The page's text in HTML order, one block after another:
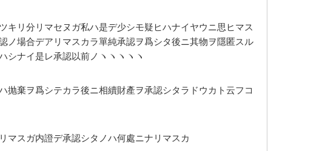
キリ分リマセヌガ私ハ是デ少シモ疑ヒハナイヤウニ思ヒマス
ノ場合デアリマスカラ單純承認ヲ爲シタ後ニ其物ヲ隱匿スル
シナイ是レ承認以前ノヽヽヽヽヽ
抛棄ヲ爲シテカラ後ニ相續財產ヲ承認シタラドウカト云フコ
マスガ内證デ承認シタノハ何處ニナリマスカ